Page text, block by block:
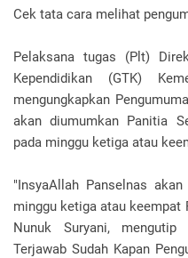
Cek tata cara melihat
Pelaksana tugas (Plt)
Kependidikan (GTK)
mengungkapkan
akan diumumkan Panitia
pada minggu ketiga atau
"InsyaAllah Panselnas
minggu ketiga atau keempat
Nunuk Suryani, mengutip
Terjawab Sudah Kapan